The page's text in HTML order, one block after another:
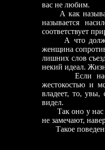
вас не любим.
А как
называется
соответствует
А что
женщина
лишних слов
некий идеал.
Если
жестокостью и
владеет, то, увы,
видел.
Так оно у нас
не замечают,
Такое